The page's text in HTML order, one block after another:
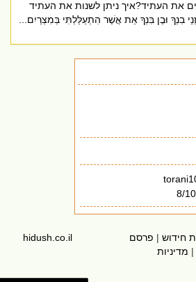
את העתיד?איך ניתן לשנות את העתיד
בִנְךָ וּבֶן בִּנְךָ אֵת אֲשֶׁר הִתְעַלַּלְתִּי בְּמִצְרַיִם...
8/
חידוש | פרסם
| מדיניות
hidush.co.il